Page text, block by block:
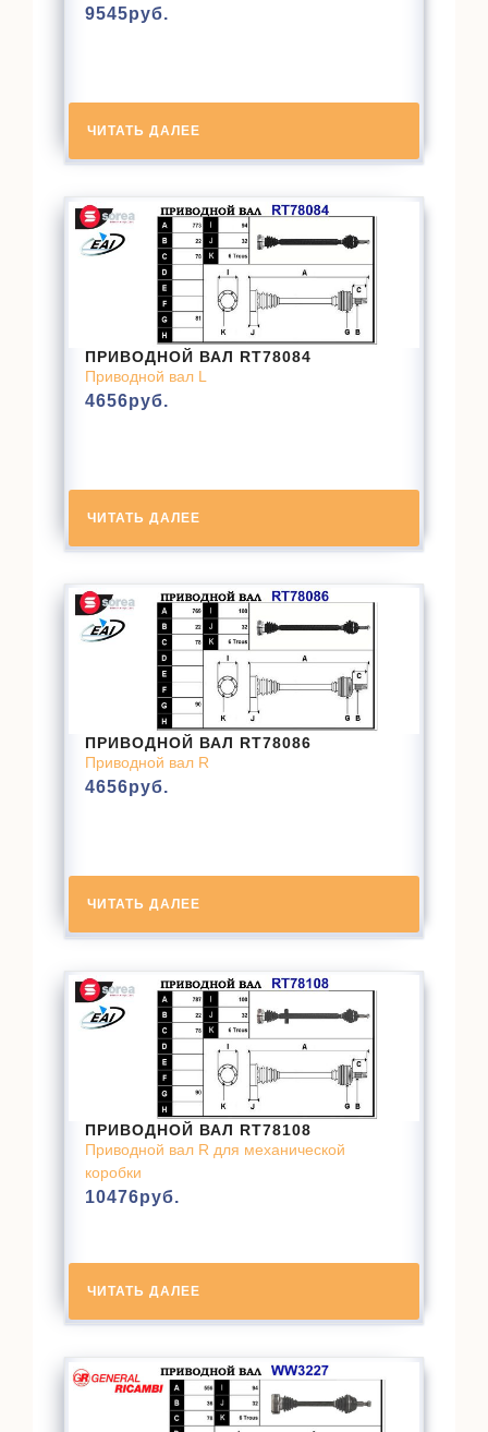
9545руб.
ЧИТАТЬ ДАЛЕЕ
ПРИВОДНОЙ ВАЛ RT78084
Приводной вал L
4656руб.
ЧИТАТЬ ДАЛЕЕ
ПРИВОДНОЙ ВАЛ RT78086
Приводной вал R
4656руб.
ЧИТАТЬ ДАЛЕЕ
ПРИВОДНОЙ ВАЛ RT78108
Приводной вал R для механической
коробки
10476руб.
ЧИТАТЬ ДАЛЕЕ